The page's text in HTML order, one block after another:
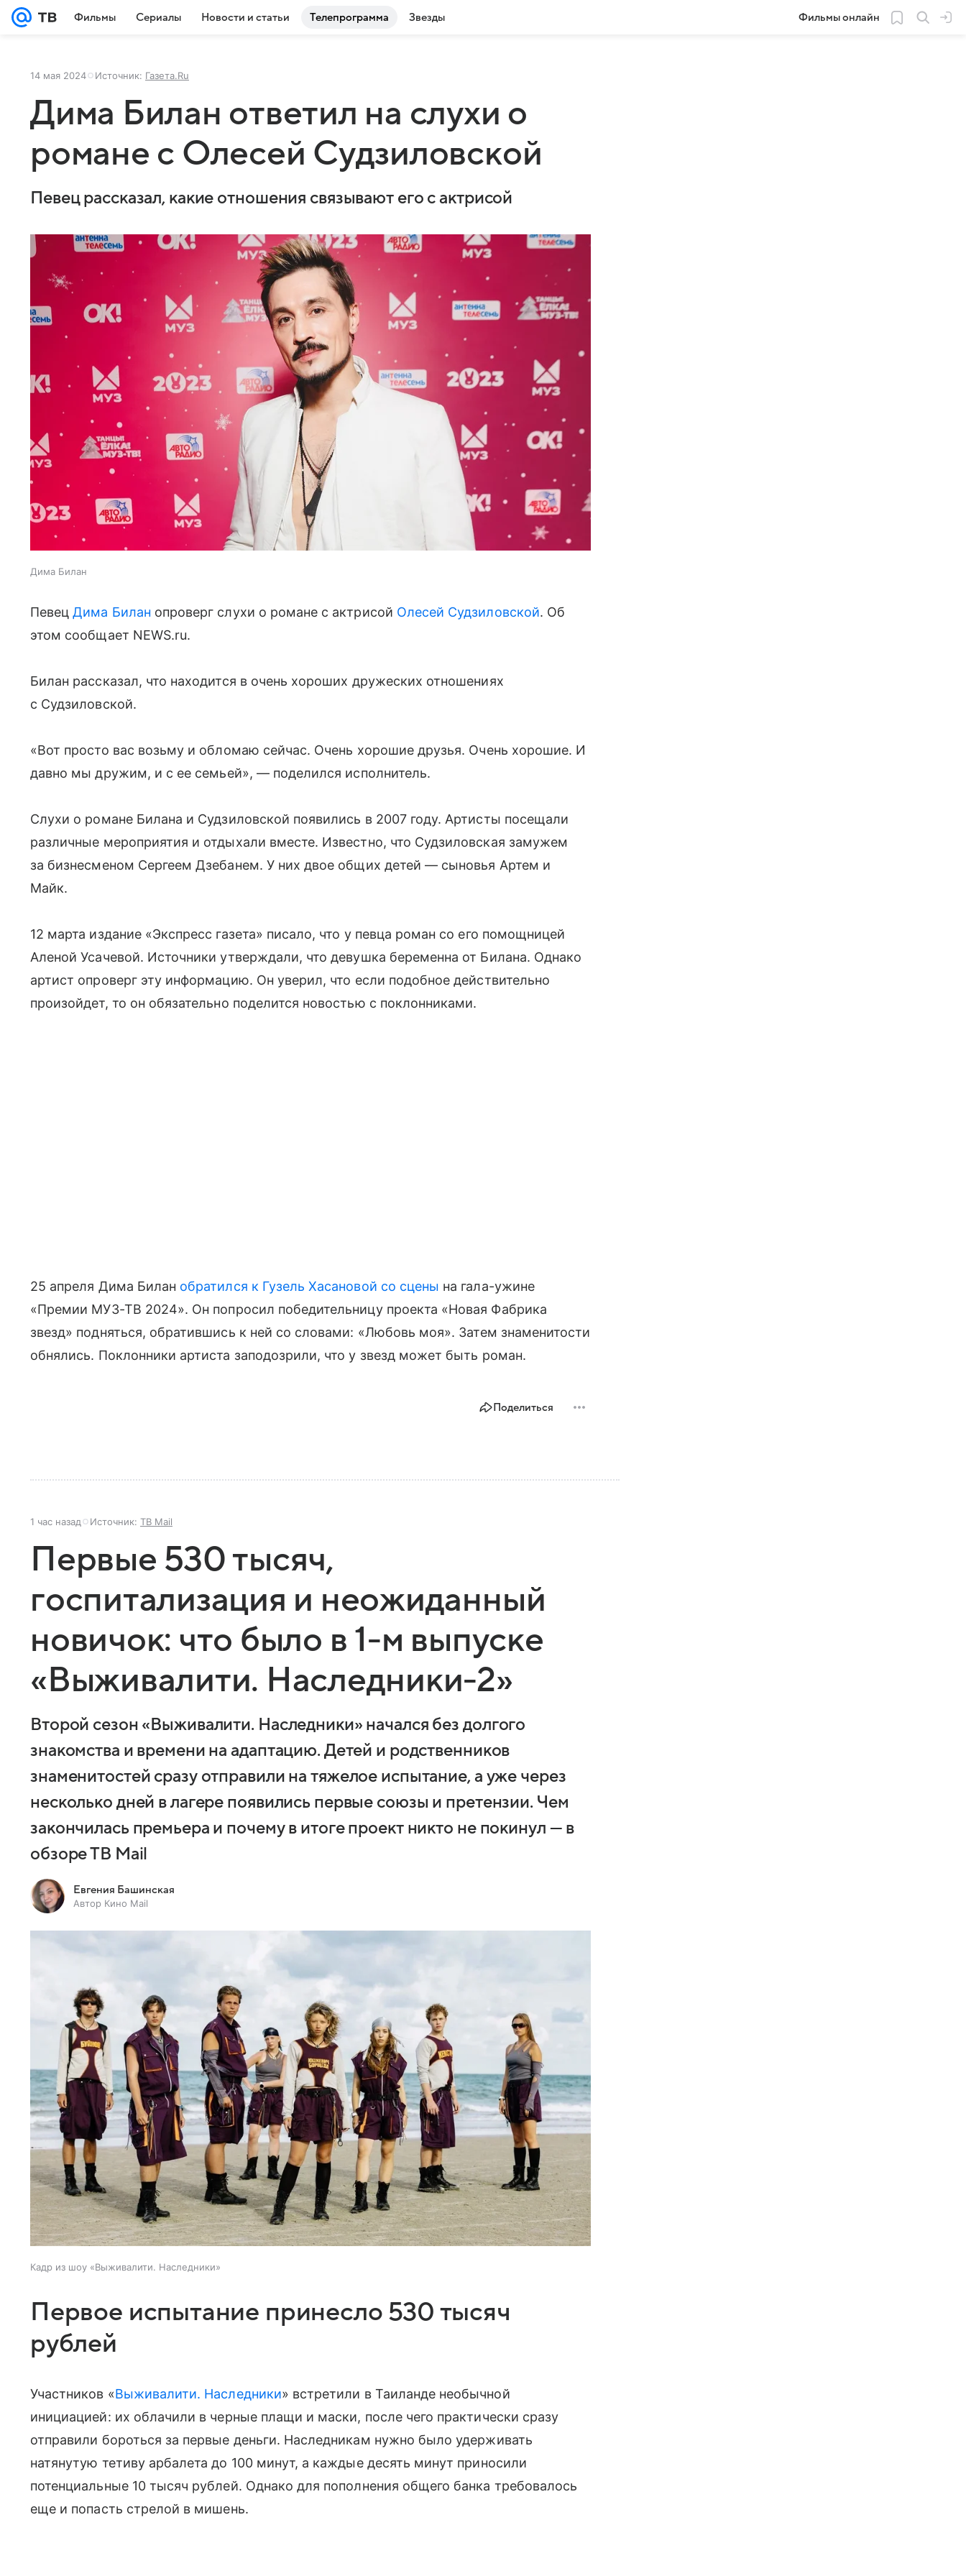
Фильмы Сериалы Новости и статьи Телепрограмма Звезды Фильмы онлайн
14 мая 2024 Источник: Газета.Ru
Дима Билан ответил на слухи о
романе с Олесей Судзиловской
Певец рассказал, какие отношения связывают его с актрисой
Дима Билан
ПевецДима Билан опроверг слухи о романе с актрисой Олесей Судзиловской. Об
этом сообщает NEWS.ru.
Билан рассказал, что находится в очень хороших дружеских отношениях
с Судзиловской.
«Вот просто вас возьму и обломаю сейчас. Очень хорошие друзья. Очень хорошие. И
давно мы дружим, и с ее семьей», — поделился исполнитель.
Слухи о романе Билана и Судзиловской появились в 2007 году. Артисты посещали
различные мероприятия и отдыхали вместе. Известно, что Судзиловская замужем
за бизнесменом Сергеем Дзебанем. У них двое общих детей — сыновья Артем и
Майк.
12 марта издание «Экспресс газета» писало, что у певца роман со его помощницей
Аленой Усачевой. Источники утверждали, что девушка беременна от Билана. Однако
артист опроверг эту информацию. Он уверил, что если подобное действительно
произойдет, то он обязательно поделится новостью с поклонниками.
25 апреля Дима Билан обратился к Гузель Хасановой со сцены на гала-ужине
«Премии МУЗ-ТВ 2024». Он попросил победительницу проекта «Новая Фабрика
звезд» подняться, обратившись к ней со словами: «Любовь моя». Затем знаменитости
обнялись. Поклонники артиста заподозрили, что у звезд может быть роман.
Поделиться
1 час назад Источник: ТВ Mail
Первые 530 тысяч,
госпитализация и неожиданный
новичок: что было в 1-м выпуске
«Выживалити. Наследники-2»
Второй сезон «Выживалити. Наследники» начался без долгого
знакомства и времени на адаптацию. Детей и родственников
знаменитостей сразу отправили на тяжелое испытание, а уже через
несколько дней в лагере появились первые союзы и претензии. Чем
закончилась премьера и почему в итоге проект никто не покинул — в
обзоре ТВ Mail
Евгения Башинская
Автор Кино Mail
Кадр из шоу «Выживалити. Наследники»
Первое испытание принесло 530 тысяч
рублей
Участников «Выживалити. Наследники» встретили в Таиланде необычной
инициацией: их облачили в черные плащи и маски, после чего практически сразу
отправили бороться за первые деньги. Наследникам нужно было удерживать
натянутую тетиву арбалета до 100 минут, а каждые десять минут приносили
потенциальные 10 тысяч рублей. Однако для пополнения общего банка требовалось
еще и попасть стрелой в мишень.